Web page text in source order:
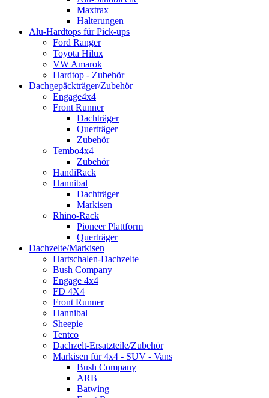
Maxtrax
Halterungen
Alu-Hardtops für Pick-ups
Ford Ranger
Toyota Hilux
VW Amarok
Hardtop - Zubehör
Dachgepäckträger/Zubehör
Engage4x4
Front Runner
Dachträger
Querträger
Zubehör
Tembo4x4
Zubehör
HandiRack
Hannibal
Dachträger
Markisen
Rhino-Rack
Pioneer Plattform
Querträger
Dachzelte/Markisen
Hartschalen-Dachzelte
Bush Company
Engage 4x4
FD 4X4
Front Runner
Hannibal
Sheepie
Tentco
Dachzelt-Ersatzteile/Zubehör
Markisen für 4x4 - SUV - Vans
Bush Company
ARB
Batwing